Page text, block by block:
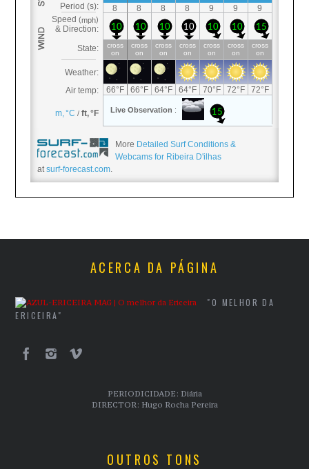
More Detailed Surf Conditions &
Webcams for Ribeira D'ilhas
atsurf-forecast.com.
ACERCA DA PÁGINA
"O MELHOR DA
ERICEIRA"
PERIODICIDADE: Diária
DIRECTOR: Hugo Rocha Pereira
OUTROS TONS